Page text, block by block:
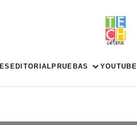
EDITORIAL PRUEBAS YOUTUBE